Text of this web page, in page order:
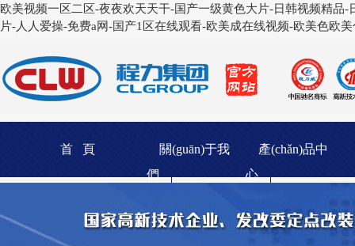
欧美视频一区二区-夜夜欢天天干-国产一级黄色大片-日韩视频精品
片-人人爱操-免费a网-国产1区在线观看-欧美成在线视频-欧美色欧
首 頁 關(guān)于我
們
產(chǎn)品中
心